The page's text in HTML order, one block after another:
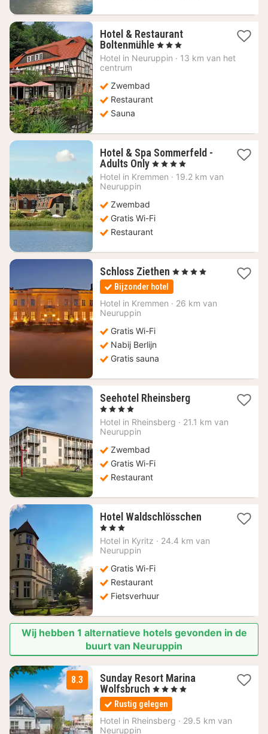
Hotel & Restaurant
Boltenmühle 1
nacht
vanaf
, 3 Sterren
Hotel in Neuruppin · 13 km van het
centrum
Zwembad
Restaurant
Sauna
Hotel & Spa Sommerfeld -
Adults Only 1
nacht
, 4 Sterren
Hotel in Kremmen · 19.2 km van
Neuruppin
Zwembad
Gratis Wi-Fi
Restaurant
Schloss Ziethen 1
nacht
vanaf
195,80
, 4 Sterren
Bijzonder hotel
Hotel in Kremmen · 26 km van
Neuruppin
Gratis Wi-Fi
Nabij Berlijn
Gratis sauna
Seehotel Rheinsberg1
vanaf
, 4 Sterren
Hotel in Rheinsberg · 21.1 km van
Neuruppin
Zwembad
Gratis Wi-Fi
Restaurant
Hotel Waldschlösschen1
vanaf
, 3 Sterren
Hotel in Kyritz · 24.4 km van
Neuruppin
Gratis Wi-Fi
Restaurant
Fietsverhuur
Wij hebben 1 alternatieve hotels gevonden in de
buurt van Neuruppin
8.3
Sunday Resort Marina
Wolfsbruch 2
nachten
vanaf
99
, 4 Sterren
Rustig gelegen
Hotel in Rheinsberg · 29.5 km van
Neuruppin